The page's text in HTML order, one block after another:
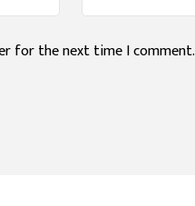
for the next time I comment.